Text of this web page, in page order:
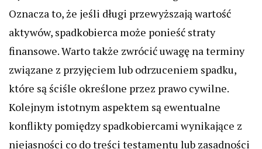
Oznacza to, że jeśli długi przewyższają wartość
aktywów, spadkobierca może ponieść straty
finansowe. Warto także zwrócić uwagę na terminy
związane z przyjęciem lub odrzuceniem spadku,
które są ściśle określone przez prawo cywilne.
Kolejnym istotnym aspektem są ewentualne
konflikty pomiędzy spadkobiercami wynikające z
niejasności co do treści testamentu lub zasadności